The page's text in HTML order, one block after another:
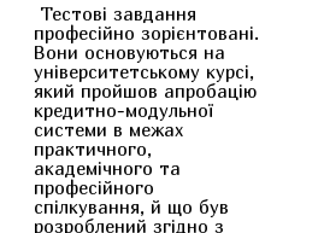
Тестові завдання
професійно зорієнтовані.
Вони основуються на
університетському курсі,
який пройшов апробацію
кредитно-модульної
системи в межах
практичного,
академічного та
професійного
спілкування, й що був
розроблений згідно з